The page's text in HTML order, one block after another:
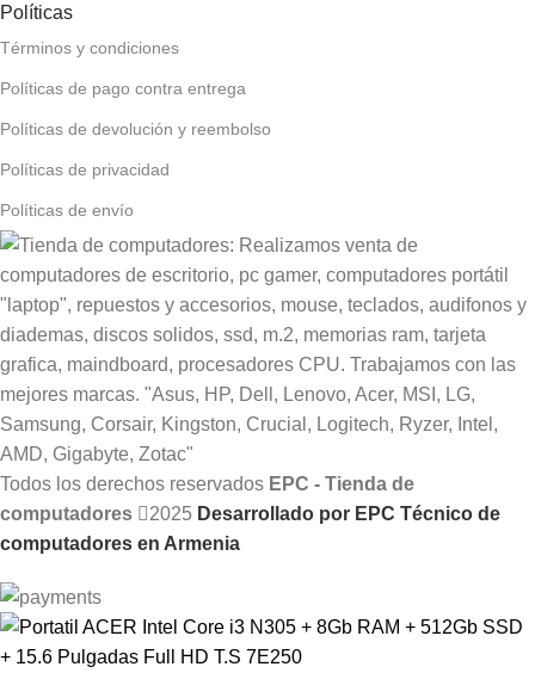
Políticas
Términos y condiciones
Políticas de pago contra entrega
Políticas de devolución y reembolso
Políticas de privacidad
Políticas de envío
Todos los derechos reservados EPC - Tienda de
computadores
2025 Desarrollado por EPC Técnico de
computadores en Armenia